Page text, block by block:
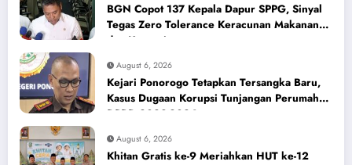
BGN Copot 137 Kepala Dapur SPPG, Sinyal
Tegas Zero Tolerance Keracunan Makanan
dan Korupsi
August 6, 2026
Kejari Ponorogo Tetapkan Tersangka Baru,
Kasus Dugaan Korupsi Tunjangan Perumahan
DPRD 2023-2026
August 6, 2026
Khitan Gratis ke-9 Meriahkan HUT ke-12